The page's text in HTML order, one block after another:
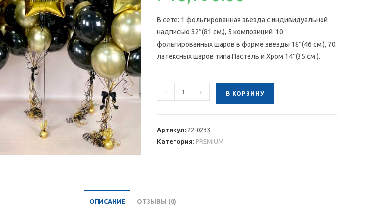
В сете: 1 фольгированная звезда с индивидуальной
надписью 32″(81 см.), 5 композиций: 10
фольгированных шаров в форме звезды 18″(46 см.), 70
латексных шаров типа Пастель и Хром 14″(35 см.).
Количество
товара
большой
- + В КОРЗИНУ
Артикул: 22-0233
Категория: PREMIUM
ОПИСАНИЕ ОТЗЫВЫ (0)